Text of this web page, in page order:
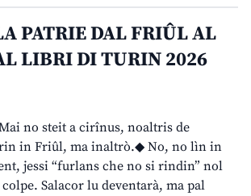
PATRIE DAL FRIÛL AL
LIBRI DI TURIN 2026
no steit a cirînus, noaltris de
in Friûl, ma inaltrò.◆ No, no lìn in
jessi “furlans che no si rindin” nol
Salacor lu deventarà, ma pal